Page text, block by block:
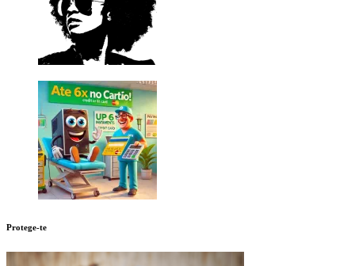
Protege-te